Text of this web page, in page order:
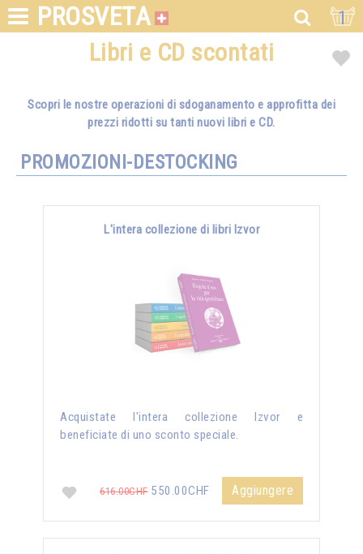
PROSVETA 1
Libri e CD scontati
Scopri le nostre operazioni di sdoganamento e approfitta dei
prezzi ridotti su tanti nuovi libri e CD.
PROMOZIONI-DESTOCKING
L'intera collezione di libri Izvor
Acquistate l'intera collezione Izvor e
beneficiate di uno sconto speciale.
616.00CHF550.00CHF Aggiungere